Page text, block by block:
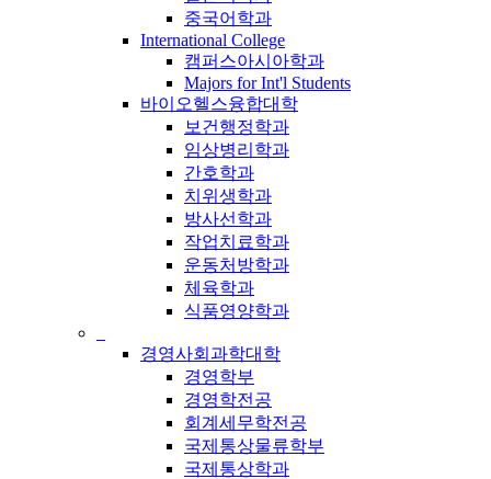
중국어학과
International College
캠퍼스아시아학과
Majors for Int'l Students
바이오헬스융합대학
보건행정학과
임상병리학과
간호학과
치위생학과
방사선학과
작업치료학과
운동처방학과
체육학과
식품영양학과
경영사회과학대학
경영학부
경영학전공
회계세무학전공
국제통상물류학부
국제통상학과